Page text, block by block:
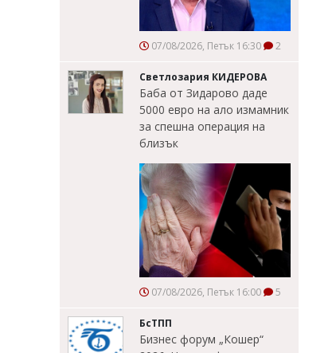
07/08/2026, Петък 16:30 2
Светлозария КИДЕРОВА
Баба от Зидарово даде
5000 евро на ало измамник
за спешна операция на
близък
07/08/2026, Петък 16:00 5
БсТПП
Бизнес форум „Кошер“